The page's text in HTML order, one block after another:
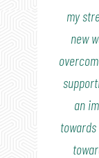
my
new
an